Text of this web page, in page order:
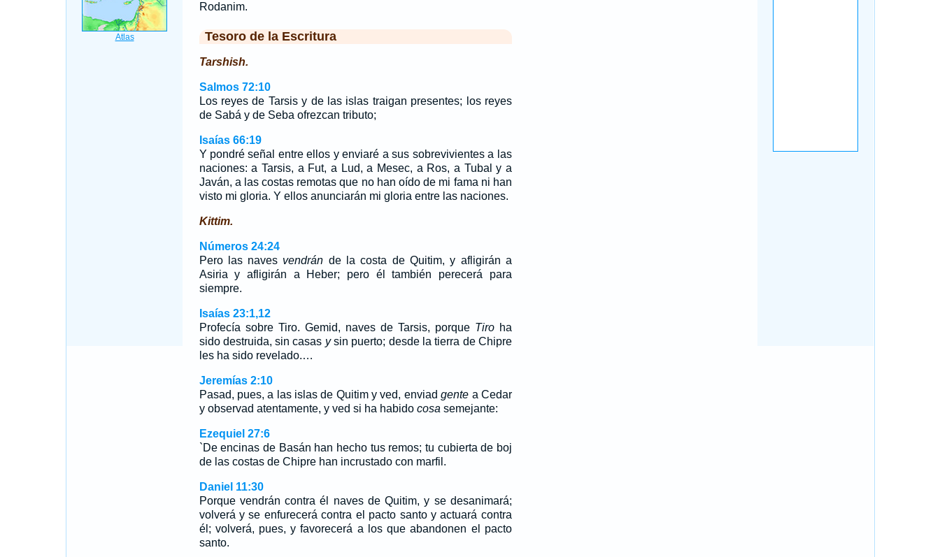
Rodanim.
Tesoro de la Escritura
Tarshish.
Salmos 72:10
Los reyes de Tarsis y de las islas traigan presentes; los reyes
de Sabá y de Seba ofrezcan tributo;
Isaías 66:19
Y pondré señal entre ellos y enviaré a sus sobrevivientes a las
naciones: a Tarsis, a Fut, a Lud, a Mesec, a Ros, a Tubal y a
Javán, a las costas remotas que no han oído de mi fama ni han
visto mi gloria. Y ellos anunciarán mi gloria entre las naciones.
Kittim.
Números 24:24
Pero las naves vendrán de la costa de Quitim, y afligirán a
Asiria y afligirán a Heber; pero él también perecerá para
siempre.
Isaías 23:1,12
Profecía sobre Tiro. Gemid, naves de Tarsis, porque Tiroha
sido destruida, sin casas ysin puerto; desde la tierra de Chipre
les ha sido revelado.…
Jeremías 2:10
Pasad, pues, a las islas de Quitim y ved, enviadgente a Cedar
y observad atentamente, y ved si ha habido cosa semejante:
Ezequiel 27:6
`De encinas de Basán han hecho tus remos; tu cubierta de boj
de las costas de Chipre han incrustado con marfil.
Daniel 11:30
Porque vendrán contra él naves de Quitim, y se desanimará;
volverá y se enfurecerá contra el pacto santo y actuará contra
él; volverá, pues, y favorecerá a los que abandonen el pacto
santo.